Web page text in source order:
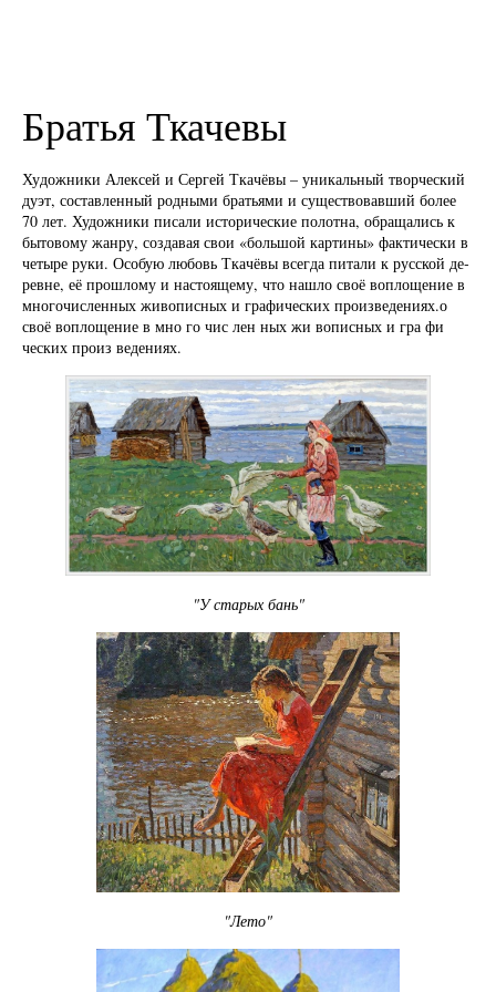
Братья Ткачевы
Ху­дож­ни­ки Алек­сей и Сер­гей Тка­чё­вы – уни­каль­ный твор­че­ский
дуэт, со­став­лен­ный род­ными братья­ми и су­ще­ст­во­вав­ший бо­лее
70 лет. Художники писали ис­то­ри­ческие по­лотна, обращались к
бытовому жан­ру, со­зда­вая свои «боль­шой картины» фак­ти­чески в
че­ты­ре ру­ки. Особую любовь Тка­чёвы всег­да пи­тали к рус­ской де­
ревне, её прош­лому и настоящему, что нашло своё воплощение в
мно­го­чис­лен­ных жи­вописных и гра­фи­ческих произ­ведениях.о
своё воплощение в мно го чис лен ных жи вописных и гра фи
ческих произ ведениях.
"У старых бань"
"Лето"